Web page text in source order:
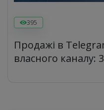
395
Продажі в
власного каналу:
стратегії для e-